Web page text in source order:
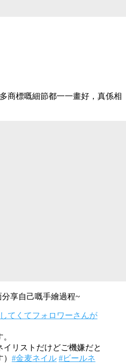
商標嘅細節都一一畫好，真係相
分享自己嘅手繪過程~
てくてフォロワーさんが
イリストだけどご機嫌だと
#金麦ネイル #ビールネ